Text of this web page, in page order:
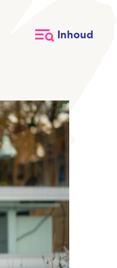
Inhoud